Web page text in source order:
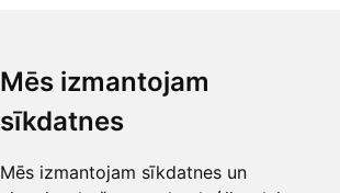
Mēs izmantojam
sīkdatnes
Mēs izmantojam sīkdatnes un